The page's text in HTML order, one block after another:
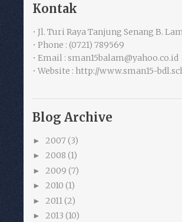
Kontak
• Jl. Turi Raya Tanjung Senang B.
• Phone : (0721) 789569
• Email : sman15balam@yahoo.co.id
• Website : http://www.sman15-
Blog Archive
► 2007 (3)
► 2008 (1)
► 2009 (7)
► 2010 (1)
► 2011 (2)
► 2013 (10)